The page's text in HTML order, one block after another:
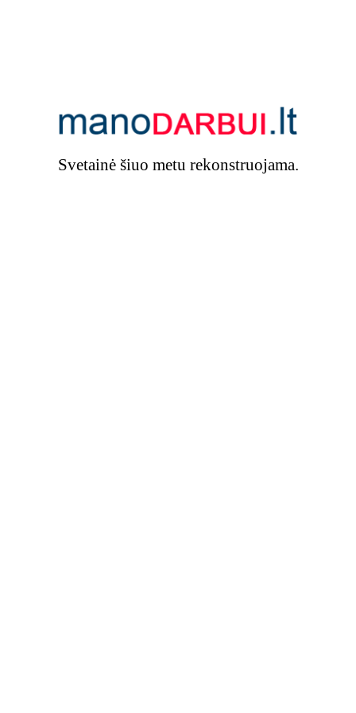
Svetainė šiuo metu rekonstruojama.